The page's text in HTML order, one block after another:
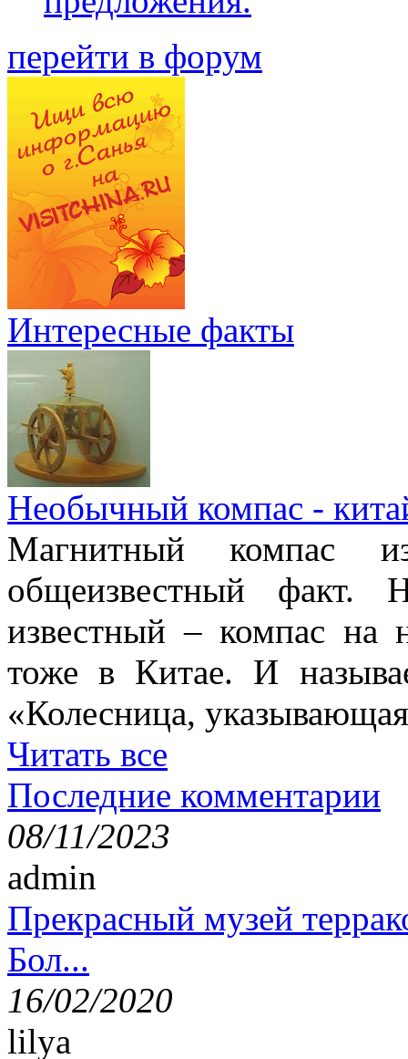
перейти в форум
Интересные факты
Необычный компас -
Магнитный компас
общеизвестный факт.
известный – компас на
тоже в Китае. И
«Колесница,
Читать все
Последние комментарии
08/11/2023
admin
Прекрасный музей
Бол...
16/02/2020
lilya